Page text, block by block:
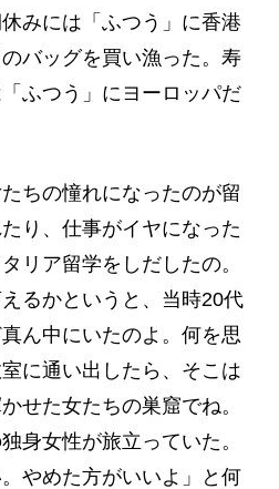
みには「ふつう」に香港
バッグを買い漁った。寿
ふつう」にヨーロッパだ
ちの憧れになったのが留
り、仕事がイヤになった
リア留学をしだしたの。
るかというと、当時20代
ん中にいたのよ。何を思
に通い出したら、そこは
せた女たちの巣窟でね。
身女性が旅立っていた。
やめた方がいいよ」と何